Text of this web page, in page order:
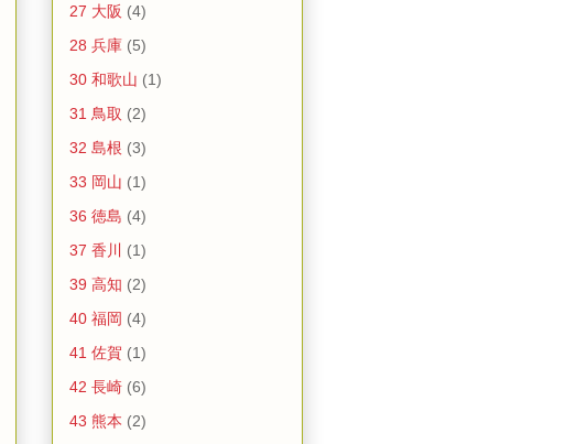
27 大阪 (4)
28 兵庫 (5)
30 和歌山 (1)
31 鳥取 (2)
32 島根 (3)
33 岡山 (1)
36 徳島 (4)
37 香川
(1)
39 高知 (2)
40 福岡 (4)
41 佐賀 (1)
42 長崎 (6)
43 熊本 (2)